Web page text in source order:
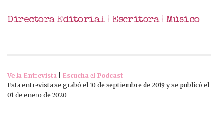
Directora Editorial | Escritora | Músico
Ve la Entrevista
Escucha el Podcast
Esta entrevista se grabó el 10 de septiembre de 2019 y se publicó el
01 de enero de 2020